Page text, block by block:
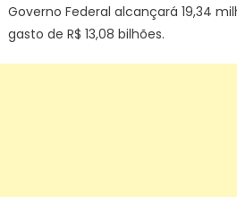
Governo Federal alcançará 19,34
gasto de R$ 13,08 bilhões.